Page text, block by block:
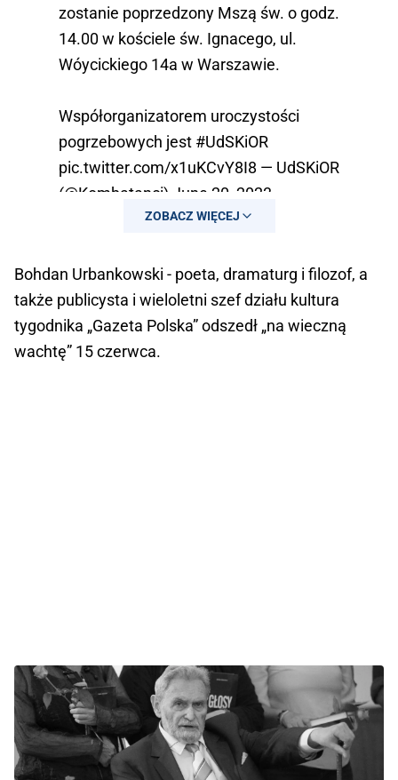
zostanie poprzedzony Mszą św. o godz.
14.00 w kościele św. Ignacego, ul.
Wóycickiego 14a w Warszawie.
Współorganizatorem uroczystości
pogrzebowych jest #UdSKiOR
pic.twitter.com/x1uKCvY8I8 — UdSKiOR
(@Kombatanci) June 20, 2023
ZOBACZ WIĘCEJ
Bohdan Urbankowski - poeta, dramaturg i filozof, a
także publicysta i wieloletni szef działu kultura
tygodnika „Gazeta Polska” odszedł „na wieczną
wachtę” 15 czerwca.